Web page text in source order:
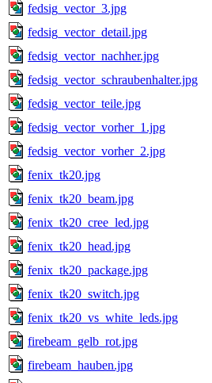
fedsig_vector_3.jpg
fedsig_vector_detail.jpg
fedsig_vector_nachher.jpg
fedsig_vector_schraubenhalter.jpg
fedsig_vector_teile.jpg
fedsig_vector_vorher_1.jpg
fedsig_vector_vorher_2.jpg
fenix_tk20.jpg
fenix_tk20_beam.jpg
fenix_tk20_cree_led.jpg
fenix_tk20_head.jpg
fenix_tk20_package.jpg
fenix_tk20_switch.jpg
fenix_tk20_vs_white_leds.jpg
firebeam_gelb_rot.jpg
firebeam_hauben.jpg